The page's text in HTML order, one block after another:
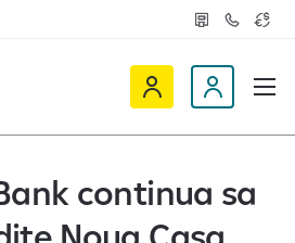
R
a
C
c
ă
C
s
v
R
f
f
e
D
n
o
continua sa